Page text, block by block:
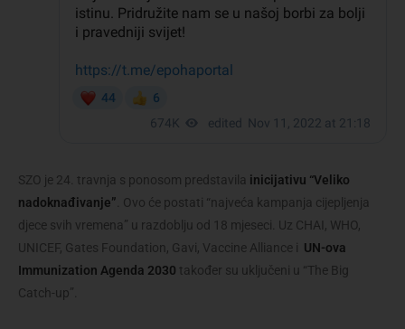
SZO je 24. travnja s ponosom predstavila inicijativu “Veliko
nadoknađivanje” . Ovo će postati “najveća kampanja cijepljenja
djece svih vremena” u razdoblju od 18 mjeseci. Uz CHAI, WHO,
UNICEF, Gates Foundation, Gavi, Vaccine Alliance i UN-ova
Immunization Agenda 2030 također su uključeni u “The Big
Catch-up”.